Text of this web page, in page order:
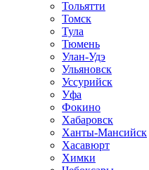
Тольятти
Томск
Тула
Тюмень
Улан-Удэ
Ульяновск
Уссурийск
Уфа
Фокино
Хабаровск
Ханты-Мансийск
Хасавюрт
Химки